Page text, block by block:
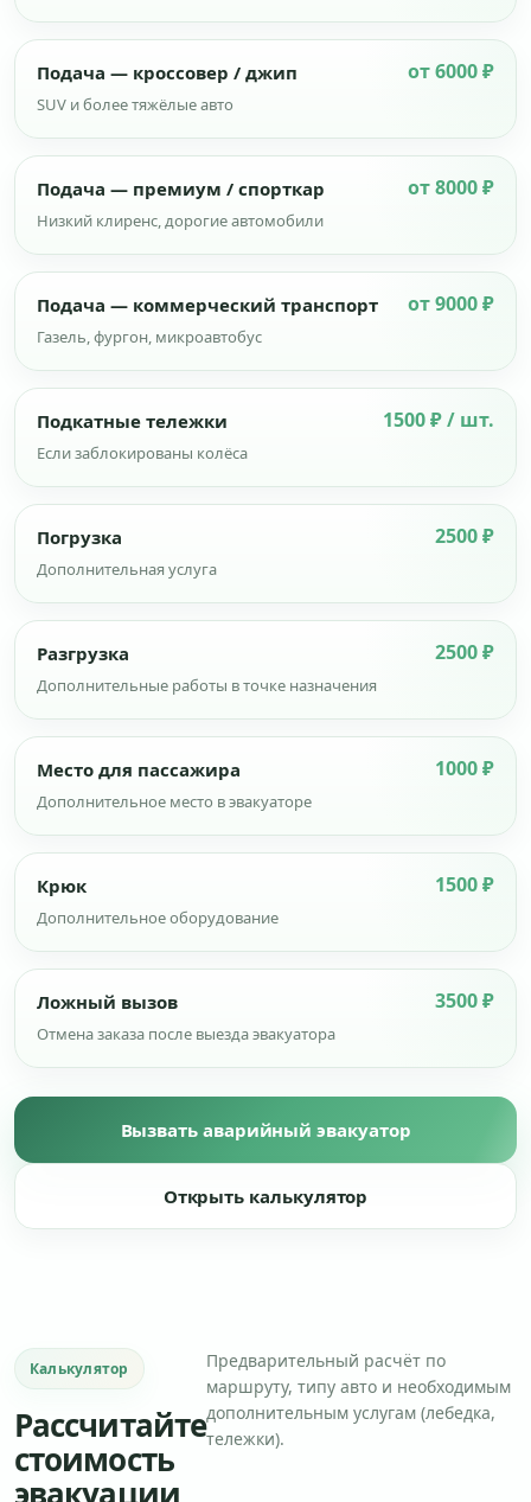
Подача — кроссовер / джип от 6000 ₽
SUV и более тяжёлые авто
Подача — премиум / спорткар от 8000 ₽
Низкий клиренс, дорогие автомобили
Подача — коммерческий транспорт от 9000 ₽
Газель, фургон, микроавтобус
Подкатные тележки 1500 ₽ / шт.
Если заблокированы колёса
Погрузка 2500 ₽
Дополнительная услуга
Разгрузка 2500 ₽
Дополнительные работы в точке назначения
Место для пассажира 1000 ₽
Дополнительное место в эвакуаторе
Крюк 1500 ₽
Дополнительное оборудование
Ложный вызов 3500 ₽
Отмена заказа после выезда эвакуатора
Вызвать аварийный эвакуатор
Открыть калькулятор
Калькулятор
Рассчитайте
стоимость
Предварительный расчёт по
маршруту, типу авто и необходимым
дополнительным услугам (лебедка,
тележки).